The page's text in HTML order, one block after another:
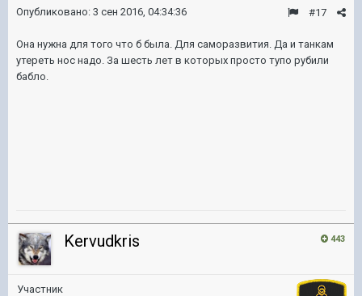
#17
Опубликовано: 3 сен 2016, 04:34:36
Она нужна для того что б была. Для саморазвития. Да и танкам
утереть нос надо. За шесть лет в которых просто тупо рубили
бабло.
443
Kervudkris
Участник